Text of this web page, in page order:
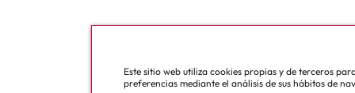
Este sitio web utiliza cookies propias y de terceros
preferencias mediante el análisis de sus hábitos de